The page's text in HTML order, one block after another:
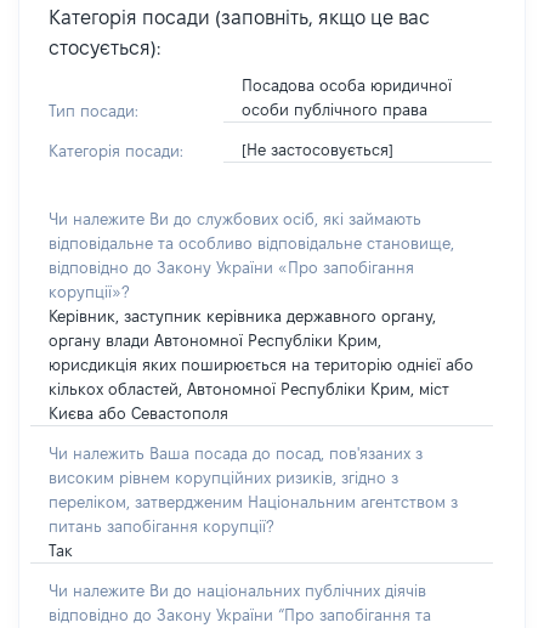
Категорія посади (заповніть, якщо це вас
стосується):
Тип посади:
Посадова особа юридичної
особи публічного права
Категорія посади: [Не застосовується]
Чи належите Ви до службових осіб, які займають
відповідальне та особливо відповідальне становище,
відповідно до Закону України «Про запобігання
корупції»?
Керівник, заступник керівника державного органу,
органу влади Автономної Республіки Крим,
юрисдикція яких поширюється на територію однієї або
кількох областей, Автономної Республіки Крим, міст
Києва або Севастополя
Чи належить Ваша посада до посад, пов'язаних з
високим рівнем корупційних ризиків, згідно з
переліком, затвердженим Національним агентством з
питань запобігання корупції?
Так
Чи належите Ви до національних публічних діячів
відповідно до Закону України “Про запобігання та